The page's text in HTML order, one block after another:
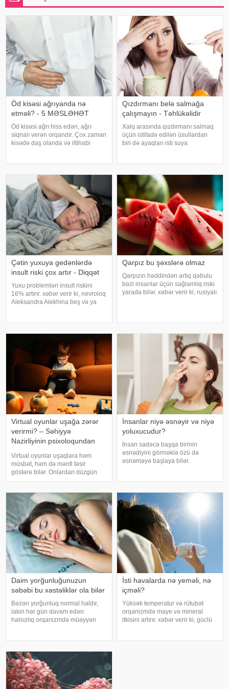
Öd kisəsi ağrıyanda nə
etməli? - 5 MƏSLƏHƏT
Öd kisəsi ağrı hiss edən, ağrı
siqnalı verən orqandır. Çox zaman
kisədə daş olanda və iltihabi
bu zaman hətta ağrıkəsic
Qızdırmanı belə salmağa
çalışmayın - Təhlükəlidir
Xalq arasında qızdırmanı salmaq
üçün istifadə edilən üsullardan
biri də ayaqları isti suya
ağırlaşdıra bilər. xəbər verir ki,
yüksə
Çətin yuxuya gedənlərdə
insult riski çox artır - Diqqət
Yuxu problemləri insult riskini
16% artırır. xəbər verir ki, nevroloq
Aleksandra Alekhina beş və ya
artdığını deyib. İnsult ciddi və
Qarpız bu şəxslərə olmaz
Qarpızın həddindən artıq qəbulu
bəzi insanlar üçün sağlamlıq riski
yarada bilər. xəbər verir ki, rusiyalı
Virtual oyunlar uşağa zərər
verirmi? – Səhiyyə
Nazirliyinin psixoloqundan
Virtual oyunlar uşaqlara həm
müsbət, həm də mənfi təsir
göstərə bilər. Onlardan düzgün
rejimdə istifadə edildikdə zehni
artıq oynanılması fiziki və psixoloji
problemlərə səbəb ola bilər
İnsanlar niyə əsnəyir və niyə
yoluxucudur?
İnsan sadəcə başqa birinin
əsnədiyini görməklə özü də
əsnəməyə başlaya bilər.
verir ki, əsnəmək insan
orqanizminin ən adi
Daim yorğunluğunuzun
səbəbi bu xəstəliklər ola bilər
Bəzən yorğunluq normal haldır,
lakin hər gün davam edən
halsızlıq orqanizmdə müəyyən
qan azlığı, qalxanabənzər vəz
xəstəlikləri, şəkərl
İsti havalarda nə yeməli, nə
içməli?
Yüksək temperatur və rütubət
orqanizmdə maye və mineral
itkisini artırır. xəbər verir ki, güclü